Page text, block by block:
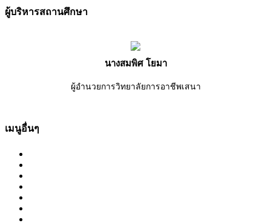
ผู้บริหารสถานศึกษา
นางสมพิศ โยมา
ผู้อำนวยการวิทยาลัยการอาชีพเสนา
เมนูอื่นๆ